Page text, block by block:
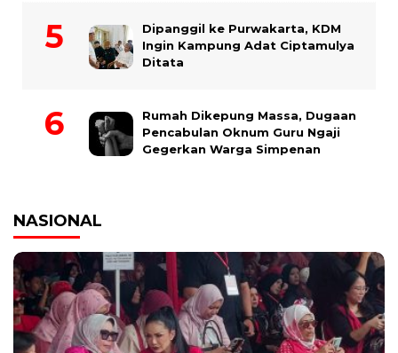
Dipanggil ke Purwakarta, KDM
Ingin Kampung Adat Ciptamulya
Ditata
Rumah Dikepung Massa, Dugaan
Pencabulan Oknum Guru Ngaji
Gegerkan Warga Simpenan
NASIONAL